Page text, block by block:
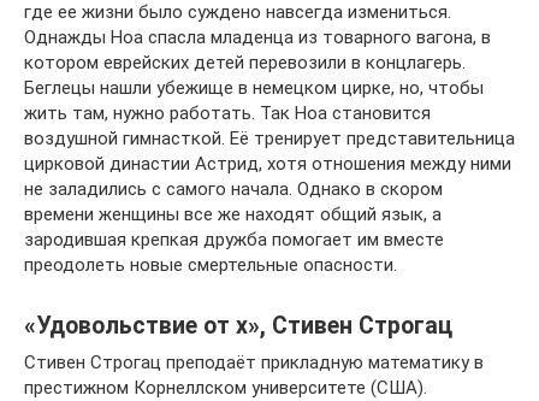
где ее жизни было суждено навсегда измениться.
Однажды Ноа спасла младенца из товарного вагона, в
котором еврейских детей перевозили в концлагерь.
Беглецы нашли убежище в немецком цирке, но, чтобы
жить там, нужно работать. Так Ноа становится
воздушной гимнасткой. Её тренирует представительница
цирковой династии Астрид, хотя отношения между ними
не заладились с самого начала. Однако в скором
времени женщины все же находят общий язык, а
зародившая крепкая дружба помогает им вместе
преодолеть новые смертельные опасности.
«Удовольствие от х», Стивен Строгац
Стивен Строгац преподаёт прикладную математику в
престижном Корнеллском университете (США).